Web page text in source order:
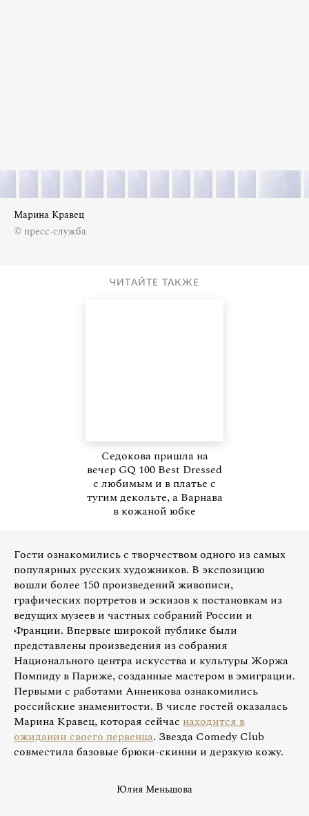
Марина Кравец
© пресс-служба
ЧИТАЙТЕ ТАКЖЕ
Седокова пришла на
вечер GQ 100 Best Dressed
с любимым и в платье с
тугим декольте, а Варнава
в кожаной юбке
Гости ознакомились с творчеством одного из самых
популярных русских художников. В экспозицию
вошли более 150 произведений живописи,
графических портретов и эскизов к постановкам из
ведущих музеев и частных собраний России и
Франции. Впервые широкой публике были
представлены произведения из собрания
Национального центра искусства и культуры Жоржа
Помпиду в Париже, созданные мастером в эмиграции.
Первыми с работами Анненкова ознакомились
российские знаменитости. В числе гостей оказалась
Марина Кравец, которая сейчас находится в
ожидании своего первенца. Звезда Comedy Club
совместила базовые брюки-скинни и дерзкую кожу.
Юлия Меньшова